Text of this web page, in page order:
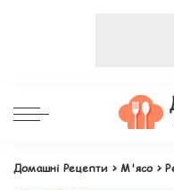
Домашні Рецепти >М'ясо>